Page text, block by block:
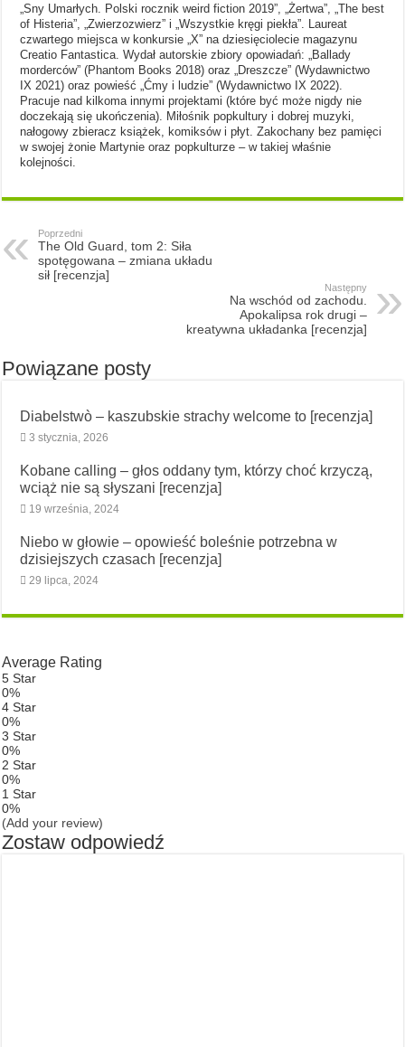
„Sny Umarłych. Polski rocznik weird fiction 2019”, „Żertwa”, „The best
of Histeria”, „Zwierzozwierz” i „Wszystkie kręgi piekła”. Laureat
czwartego miejsca w konkursie „X” na dziesięciolecie magazynu
Creatio Fantastica. Wydał autorskie zbiory opowiadań: „Ballady
morderców” (Phantom Books 2018) oraz „Dreszcze” (Wydawnictwo
IX 2021) oraz powieść „Ćmy i ludzie” (Wydawnictwo IX 2022).
Pracuje nad kilkoma innymi projektami (które być może nigdy nie
doczekają się ukończenia). Miłośnik popkultury i dobrej muzyki,
nałogowy zbieracz książek, komiksów i płyt. Zakochany bez pamięci
w swojej żonie Martynie oraz popkulturze – w takiej właśnie
kolejności.
Poprzedni
The Old Guard, tom 2: Siła
spotęgowana – zmiana układu
sił [recenzja]
Następny
Na wschód od zachodu.
Apokalipsa rok drugi –
kreatywna układanka [recenzja]
Powiązane posty
Diabelstwò – kaszubskie strachy welcome to [recenzja]
3 stycznia, 2026
Kobane calling – głos oddany tym, którzy choć krzyczą,
wciąż nie są słyszani [recenzja]
19 września, 2024
Niebo w głowie – opowieść boleśnie potrzebna w
dzisiejszych czasach [recenzja]
29 lipca, 2024
Average Rating
5 Star
0%
4 Star
0%
3 Star
0%
2 Star
0%
1 Star
0%
(Add your review)
Zostaw odpowiedź